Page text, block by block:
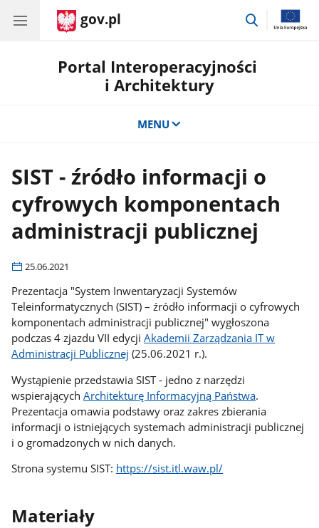
gov.pl
przejdź
Portal Interoperacyjności
i Architektury
MENU
SIST - źródło informacji o
cyfrowych komponentach
administracji publicznej
25.06.2021
Prezentacja "System Inwentaryzacji Systemów
Teleinformatycznych (SIST) – źródło informacji o cyfrowych
komponentach administracji publicznej" wygłoszona
podczas 4 zjazdu VII edycjiAkademii Zarządzania IT w
Administracji Publicznej (25.06.2021 r.).
Wystąpienie przedstawia SIST - jedno z narzędzi
wspierającychArchitekturę Informacyjną Państwa.
Prezentacja omawia podstawy oraz zakres zbierania
informacji o istniejących systemach administracji publicznej
i o gromadzonych w nich danych.
Strona systemu SIST: https://sist.itl.waw.pl/
Materiały